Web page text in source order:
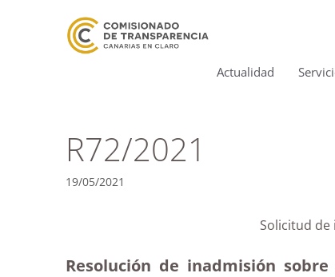
Actualidad
R72/2021
19/05/2021
Solicitud
Resolución de inadmisión